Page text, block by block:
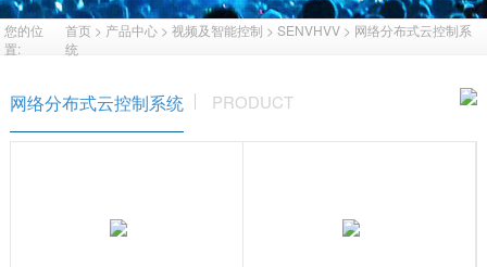
您的位
置:
首页 > 产品中心 > 视频及智能控制 > SENVHVV > 网络分布式云控制系
统
网络分布式云控制系统 PRODUCT